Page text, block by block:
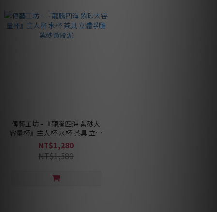
傳藝工坊 - 『龍騰四海 紫砂大
容量杯』主人杯 水杯 茶具 立體
浮雕 紫砂黃段泥
NT$1,280
NT$1,580